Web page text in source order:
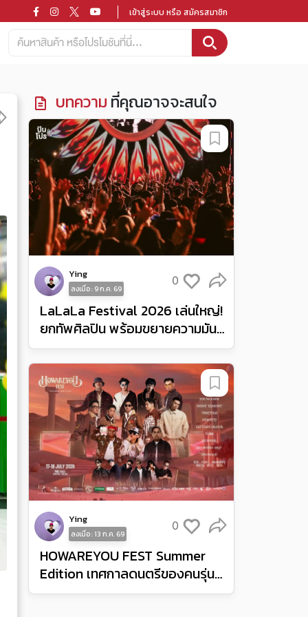
เข้าสู่ระบบ หรือ สมัครสมาชิก
บทความ ที่คุณอาจจะสนใจ
Ying
ลงเมื่อ : 9 ก.ค. 69
LaLaLa Festival 2026 เล่นใหญ่!
ยกทัพศิลปิน พร้อมขยายความมันส์
จากอินโดนีเซียสู่ฟิลิปปินส์
0
Ying
ลงเมื่อ : 13 ก.ค. 69
HOWAREYOU FEST Summer
Edition เทศกาลดนตรีของคนรุ่น
ใหม่ ยกไวบส์เฟสติวัลและปาร์ตี้มา
0